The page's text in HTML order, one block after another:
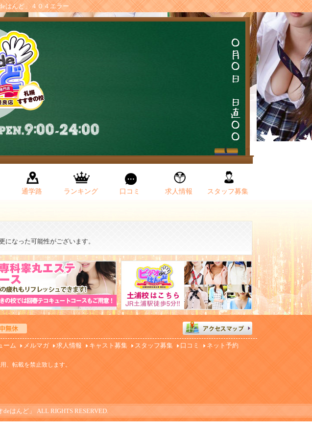
はんど」４０４エラー
通学路 ランキング 口コミ 求人情報 スタッフ募集
になった可能性がございます。
ーム メルマガ 求人情報 キャスト募集 スタッフ募集 口コミ
ネット予約
、転載を禁止致します。
はんど」 ALL RIGHTS RESERVED.